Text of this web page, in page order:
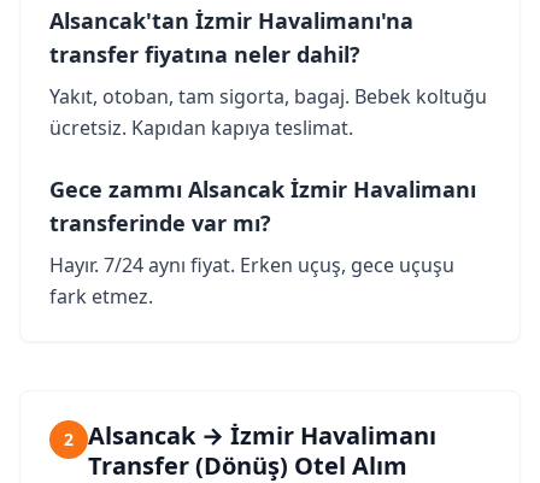
Alsancak'tan İzmir Havalimanı'na
transfer fiyatına neler dahil?
Yakıt, otoban, tam sigorta, bagaj. Bebek koltuğu
ücretsiz. Kapıdan kapıya teslimat.
Gece zammı Alsancak İzmir Havalimanı
transferinde var mı?
Hayır. 7/24 aynı fiyat. Erken uçuş, gece uçuşu
fark etmez.
2
Alsancak → İzmir Havalimanı
Transfer (Dönüş) Otel Alım